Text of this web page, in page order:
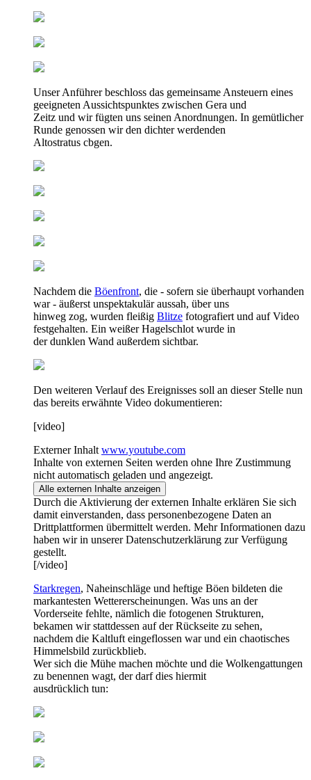
Unser Anführer beschloss das gemeinsame Ansteuern eines
geeigneten Aussichtspunktes zwischen Gera und
Zeitz und wir fügten uns seinen Anordnungen. In gemütlicher
Runde genossen wir den dichter werdenden
Altostratus cbgen.
Nachdem die Böenfront, die - sofern sie überhaupt vorhanden
war - äußerst unspektakulär aussah, über uns
hinweg zog, wurden fleißig Blitze fotografiert und auf Video
festgehalten. Ein weißer Hagelschlot wurde in
der dunklen Wand außerdem sichtbar.
Den weiteren Verlauf des Ereignisses soll an dieser Stelle nun
das bereits erwähnte Video dokumentieren:
[video]
Externer Inhalt www.youtube.com
Inhalte von externen Seiten werden ohne Ihre Zustimmung
nicht automatisch geladen und angezeigt.
Alle externen Inhalte anzeigen
Durch die Aktivierung der externen Inhalte erklären Sie sich
damit einverstanden, dass personenbezogene Daten an
Drittplattformen übermittelt werden. Mehr Informationen dazu
haben wir in unserer Datenschutzerklärung zur Verfügung
gestellt.
[/video]
Starkregen, Naheinschläge und heftige Böen bildeten die
markantesten Wettererscheinungen. Was uns an der
Vorderseite fehlte, nämlich die fotogenen Strukturen,
bekamen wir stattdessen auf der Rückseite zu sehen,
nachdem die Kaltluft eingeflossen war und ein chaotisches
Himmelsbild zurückblieb.
Wer sich die Mühe machen möchte und die Wolkengattungen
zu benennen wagt, der darf dies hiermit
ausdrücklich tun: